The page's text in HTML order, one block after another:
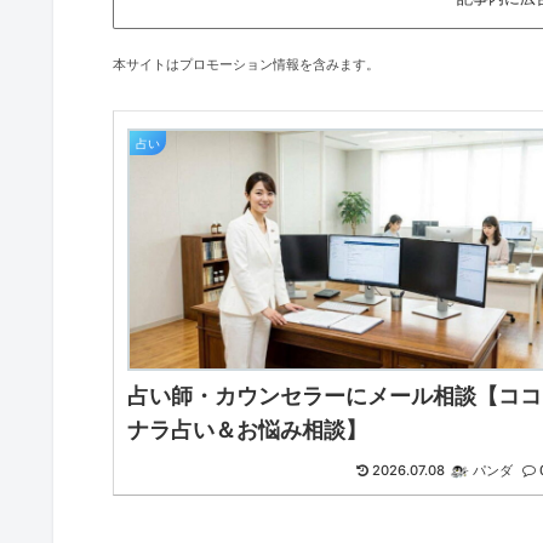
本サイトはプロモーション情報を含みます。
占い
占い師・カウンセラーにメール相談【ココ
ナラ占い＆お悩み相談】
2026.07.08 パンダ